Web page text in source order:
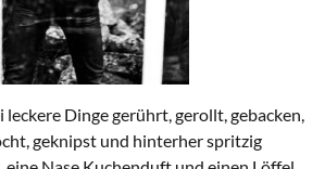
Dinge gerührt, gerollt, gebacken,
geknipst und hinterher spritzig